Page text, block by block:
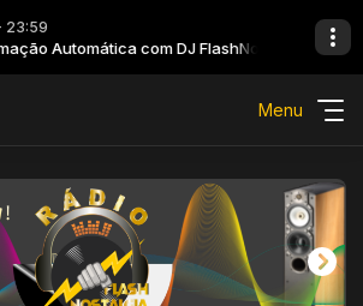
23:59
com DJ FlashNostalgia
Menu